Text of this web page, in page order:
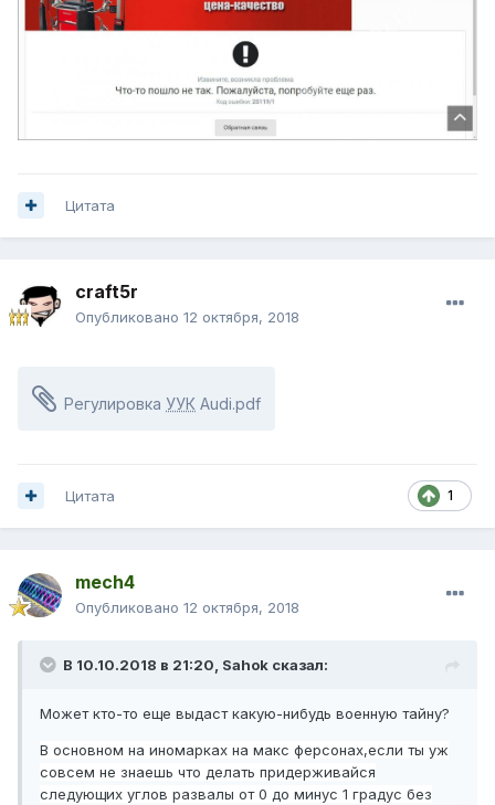
Цитата
craft5r
Опубликовано 12 октября, 2018
Регулировка УУК Audi.pdf
1
Цитата
mech4
Опубликовано 12 октября, 2018
В 10.10.2018 в 21:20, Sahok сказал:
Может кто-то еще выдаст какую-нибудь военную тайну?
В основном на иномарках на макс ферсонах,если ты уж
совсем не знаешь что делать придерживайся
следующих углов развалы от 0 до минус 1 градус без